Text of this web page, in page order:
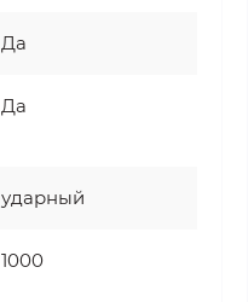
Да
Да
ударный
1000